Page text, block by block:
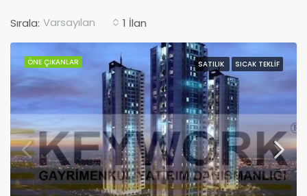
1 İlan
Sırala: Varsayılan
ÖNE ÇIKANLAR SATILIK SICAK TEKLIF